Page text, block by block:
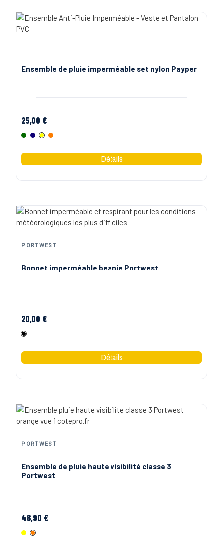
Ensemble de pluie imperméable set nylon Payper
25,00 €
VertMarineJaune Fluo
Orange Fluo
PORTWEST
Bonnet imperméable beanie Portwest
20,00 €
Noir
PORTWEST
Ensemble de pluie haute visibilité classe 3
Portwest
48,90 €
Jaune Fluo
Orange Fluo